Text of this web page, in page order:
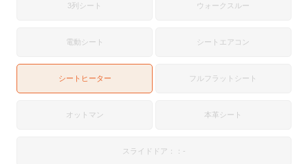
3列シート ウォークスルー
電動シート シートエアコン
シートヒーター フルフラットシート
オットマン 本革シート
スライドドア：：-